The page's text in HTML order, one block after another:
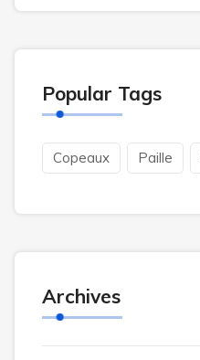
Popular Tags
Copeaux Paille
Archives